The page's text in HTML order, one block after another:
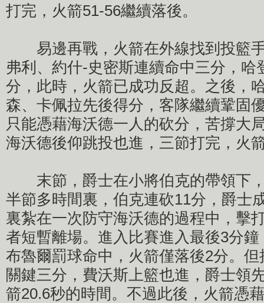
打完，火箭51-56繼續落後。
易邊再戰，火箭在外線找到投籃
弗利、約什-史密斯連續命中三分，哈
分，此時，火箭已成功反超。之後，
森、卡佩拉先後得分，客隊繼續鞏固
只能憑藉海沃德一人的砍分，苦撐大
海沃德後仰跳投也進，三節打完，火
末節，爵士在小將伯克的帶領下
半節多時間裏，伯克連砍11分，爵士
裏紮在一次防守海沃德的過程中，擊
者短暫離場。進入比賽進入最後3分
布魯爾罰球命中，火箭僅落後2分。
關鍵三分，費沃斯上籃也進，爵士領
箭20.6秒的時間。不過此後，火箭憑